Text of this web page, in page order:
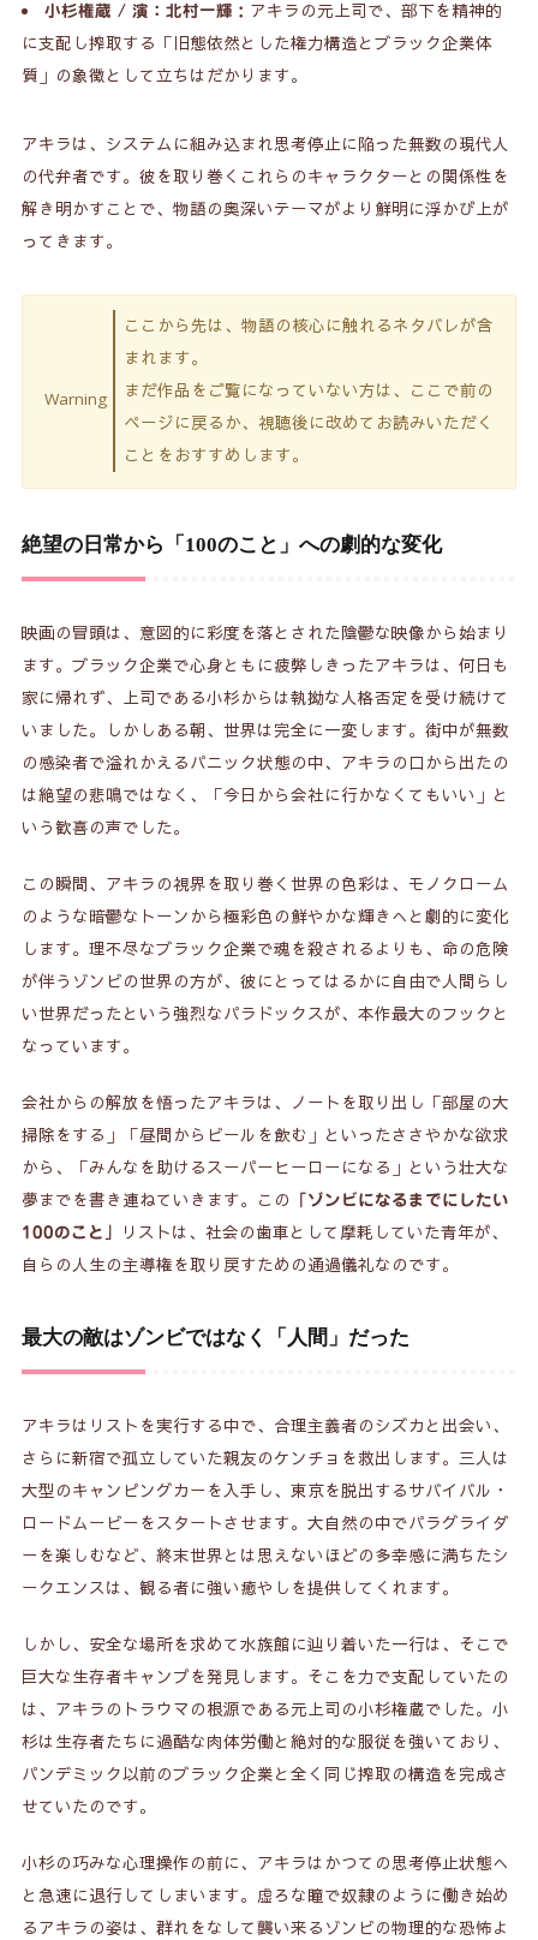
小杉権蔵 / 演：北村一輝 ：アキラの元上司で、部下を精神的
に支配し搾取する「旧態依然とした権力構造とブラック企業体
質」の象徴として立ちはだかります。
アキラは、システムに組み込まれ思考停止に陥った無数の現代人
の代弁者です。彼を取り巻くこれらのキャラクターとの関係性を
解き明かすことで、物語の奥深いテーマがより鮮明に浮かび上が
ってきます。
Warning
ここから先は、物語の核心に触れるネタバレが含
まれます。
まだ作品をご覧になっていない方は、ここで前の
ページに戻るか、視聴後に改めてお読みいただく
ことをおすすめします。
絶望の日常から「100のこと」への劇的な変化
映画の冒頭は、意図的に彩度を落とされた陰鬱な映像から始まり
ます。ブラック企業で心身ともに疲弊しきったアキラは、何日も
家に帰れず、上司である小杉からは執拗な人格否定を受け続けて
いました。しかしある朝、世界は完全に一変します。街中が無数
の感染者で溢れかえるパニック状態の中、アキラの口から出たの
は絶望の悲鳴ではなく、「今日から会社に行かなくてもいい」と
いう歓喜の声でした。
この瞬間、アキラの視界を取り巻く世界の色彩は、モノクローム
のような暗鬱なトーンから極彩色の鮮やかな輝きへと劇的に変化
します。理不尽なブラック企業で魂を殺されるよりも、命の危険
が伴うゾンビの世界の方が、彼にとってはるかに自由で人間らし
い世界だったという強烈なパラドックスが、本作最大のフックと
なっています。
会社からの解放を悟ったアキラは、ノートを取り出し「部屋の大
掃除をする」「昼間からビールを飲む」といったささやかな欲求
から、「みんなを助けるスーパーヒーローになる」という壮大な
夢までを書き連ねていきます。この
「ゾンビになるまでにしたい
100のこと」
リストは、社会の歯車として摩耗していた青年が、
自らの人生の主導権を取り戻すための通過儀礼なのです。
最大の敵はゾンビではなく「人間」だった
アキラはリストを実行する中で、合理主義者のシズカと出会い、
さらに新宿で孤立していた親友のケンチョを救出します。三人は
大型のキャンピングカーを入手し、東京を脱出するサバイバル・
ロードムービーをスタートさせます。大自然の中でパラグライダ
ーを楽しむなど、終末世界とは思えないほどの多幸感に満ちたシ
ークエンスは、観る者に強い癒やしを提供してくれます。
しかし、安全な場所を求めて水族館に辿り着いた一行は、そこで
巨大な生存者キャンプを発見します。そこを力で支配していたの
は、アキラのトラウマの根源である元上司の小杉権蔵でした。小
杉は生存者たちに過酷な肉体労働と絶対的な服従を強いており、
パンデミック以前のブラック企業と全く同じ搾取の構造を完成さ
せていたのです。
小杉の巧みな心理操作の前に、アキラはかつての思考停止状態へ
と急速に退行してしまいます。虚ろな瞳で奴隷のように働き始め
るアキラの姿は、群れをなして襲い来るゾンビの物理的な恐怖よ